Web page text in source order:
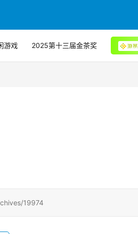
游戏 2025第十三届金茶奖
19974